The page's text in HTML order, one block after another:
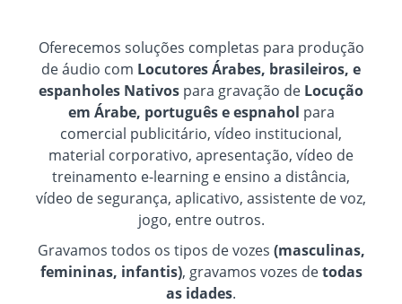
Oferecemos soluções completas para produção
de áudio com Locutores Árabes, brasileiros, e
espanholes Nativos para gravação de Locução
em Árabe, português e espnahol para
comercial publicitário, vídeo institucional,
material corporativo, apresentação, vídeo de
treinamento e-learning e ensino a distância,
vídeo de segurança, aplicativo, assistente de voz,
jogo, entre outros.
Gravamos todos os tipos de vozes (masculinas,
femininas, infantis), gravamos vozes detodas
as idades.